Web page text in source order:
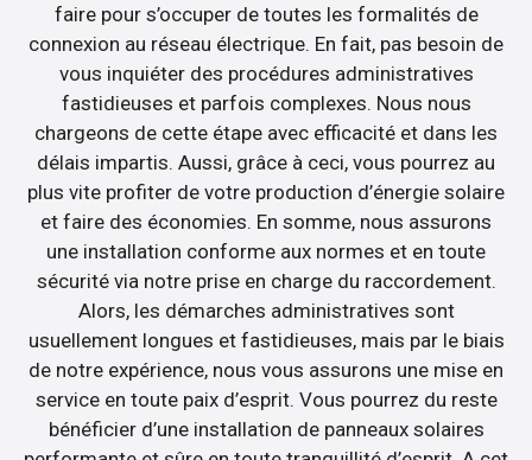
faire pour s’occuper de toutes les formalités de
connexion au réseau électrique. En fait, pas besoin de
vous inquiéter des procédures administratives
fastidieuses et parfois complexes. Nous nous
chargeons de cette étape avec efficacité et dans les
délais impartis. Aussi, grâce à ceci, vous pourrez au
plus vite profiter de votre production d’énergie solaire
et faire des économies. En somme, nous assurons
une installation conforme aux normes et en toute
sécurité via notre prise en charge du raccordement.
Alors, les démarches administratives sont
usuellement longues et fastidieuses, mais par le biais
de notre expérience, nous vous assurons une mise en
service en toute paix d’esprit. Vous pourrez du reste
bénéficier d’une installation de panneaux solaires